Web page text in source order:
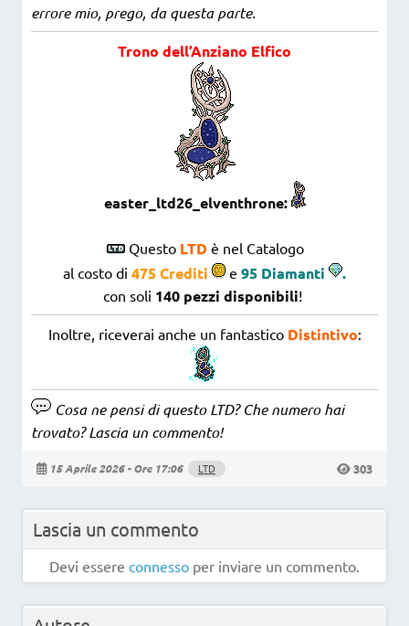
errore mio, prego, da questa parte.
Trono dell’Anziano Elfico
easter_ltd26_elventhrone:
Questo LTD è nel Catalogo
al costo di 475Crediti e 95 Diamanti .
con soli 140 pezzi disponibili!
Inoltre, riceverai anche un fantastico Distintivo:
Cosa ne pensi di questo LTD? Che numero hai
trovato? Lascia un commento!
15 Aprile 2026 - Ore 17:06 LTD 303
Lascia un commento
Devi essere connesso per inviare un commento.